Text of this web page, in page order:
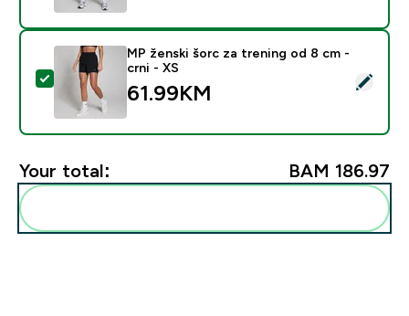
Select this product - MP ženski šorc za trening od 8
MP ženski šorc za trening od 8 cm -
crni - XS
61.99KM‎
Your total: BAM 186.97‎